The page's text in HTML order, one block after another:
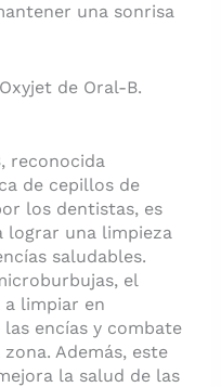
una sonrisa
de Oral-B.
reconocida
de cepillos de
los dentistas, es
lograr una limpieza
saludables.
el
limpiar en
encías y combate
Además, este
la salud de las